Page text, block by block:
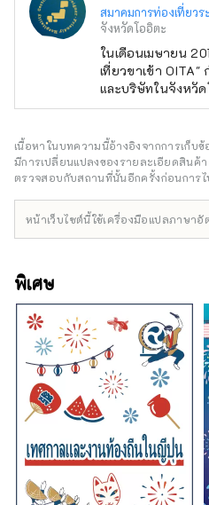
อำนวยความ
คุณยังสามารถ
ระเบียงในฤ
ฤดูหนาว
กรุณาเพลิดเพ
ด้วยแผนที่คุณ
สมาคมการท่องเที่ยวร
จังหวัดโออิตะ
ในเดือนเมษายน
เที่ยวขาเข้า
และบริษัทในจังหวัด
ขาเข้า (การเดินท
2566 ได้มีการจัดร
General
National
พัฒนาทรัพยากรมนุ
กำลังพัฒนาโครงก
มาตรการเฉพาะ
เนื้อหาในบทความนี้อ้างอิงจากการเก็บ
มีการเปลี่ยนแปลงของรายละเอียดสินค้
ตรวจสอบกับสถานที่นั้นอีกครั้งก่อนการไ
หน้าเว็บไซต์นี้ใช้เครื่องมือแปลภาษา
พิเศษ